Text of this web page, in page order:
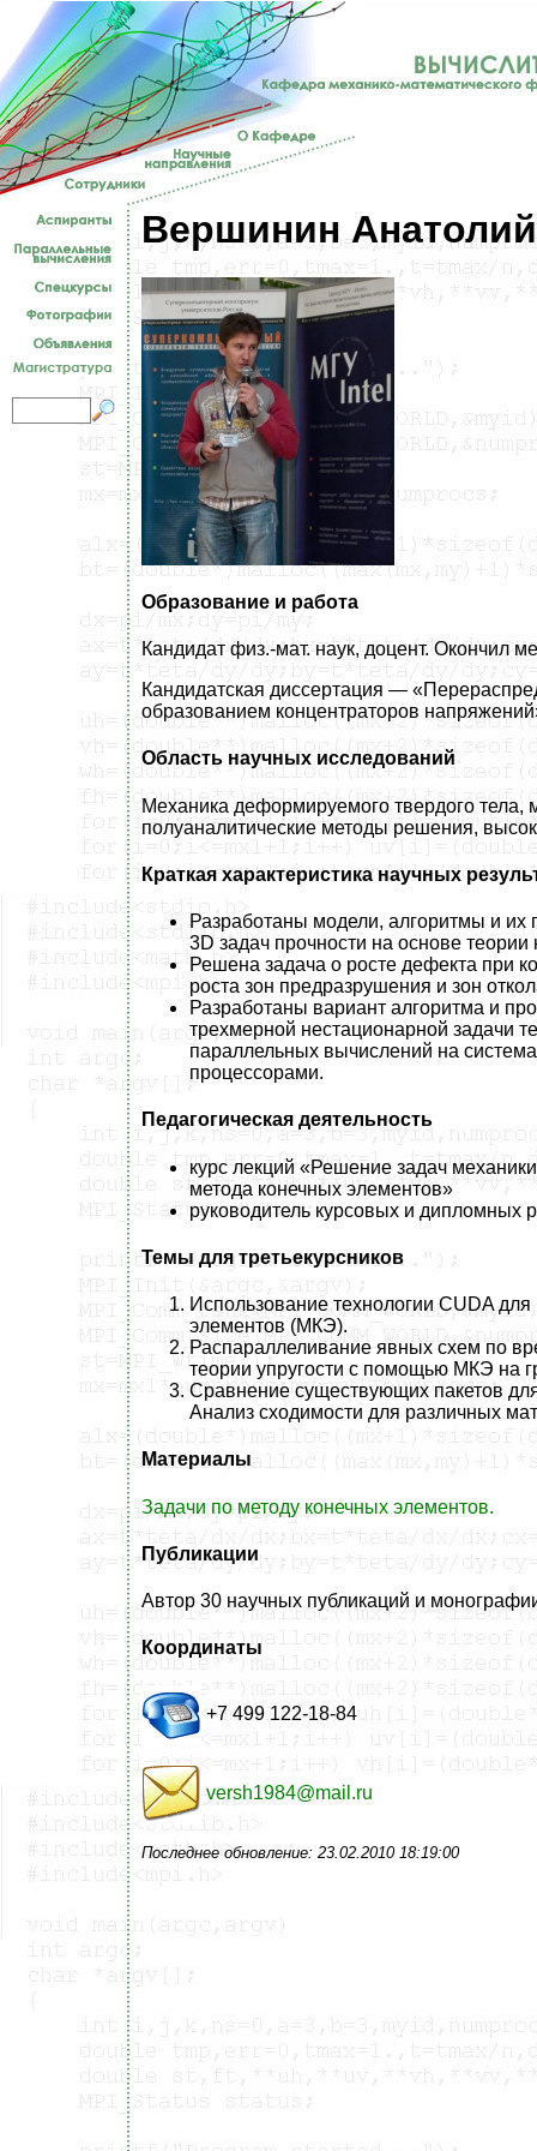
Вершинин
Образование и работа
Кандидат физ.-мат. наук, доцент. Окончил
Кандидатская диссертация —
образованием концентраторов
Область научных исследований
Механика деформируемого твердого тела,
полуаналитические методы решения,
Краткая характеристика научных
Разработаны модели, алгоритмы и
3D задач прочности на основе
Решена задача о росте дефекта при
роста зон предразрушения и зон
Разработаны вариант алгоритма и
трехмерной нестационарной задачи
параллельных вычислений на
процессорами.
Педагогическая деятельность
курс лекций «Решение задач
метода конечных элементов»
руководитель курсовых и дипломных
Темы для третьекурсников
Использование технологии CUDA
элементов (МКЭ).
Распараллеливание явных схем по
теории упругости с помощью МКЭ на
Сравнение существующих пакетов
Анализ сходимости для различных
Материалы
Задачи по методу конечных элементов.
Публикации
Автор 30 научных публикаций и
Координаты
+7 499 122-18-84
versh1984@mail.ru
Последнее обновление: 23.02.2010 18:19:00